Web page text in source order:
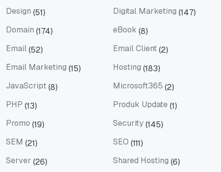
Design (51) Digital Marketing (147)
Domain (174) eBook (8)
Email(52) Email Client(2)
Email Marketing (15) Hosting (183)
JavaScript(8) Microsoft365 (2)
PHP (13) Produk Update (1)
Promo (19) Security(145)
SEM (21) SEO (111)
Server (26) Shared Hosting (6)